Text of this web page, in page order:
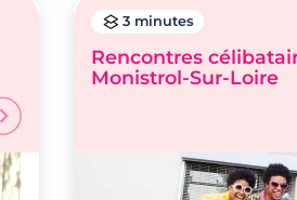
3 minutes
Rencontres
Monistrol-Sur-Loire